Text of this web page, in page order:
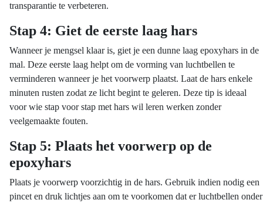
transparantie te verbeteren.
Stap 4: Giet de eerste laag hars
Wanneer je mengsel klaar is, giet je een dunne laag epoxyhars in de
mal. Deze eerste laag helpt om de vorming van luchtbellen te
verminderen wanneer je het voorwerp plaatst. Laat de hars enkele
minuten rusten zodat ze licht begint te geleren. Deze tip is ideaal
voor wie stap voor stap met hars wil leren werken zonder
veelgemaakte fouten.
Stap 5: Plaats het voorwerp op de
epoxyhars
Plaats je voorwerp voorzichtig in de hars. Gebruik indien nodig een
pincet en druk lichtjes aan om te voorkomen dat er luchtbellen onder